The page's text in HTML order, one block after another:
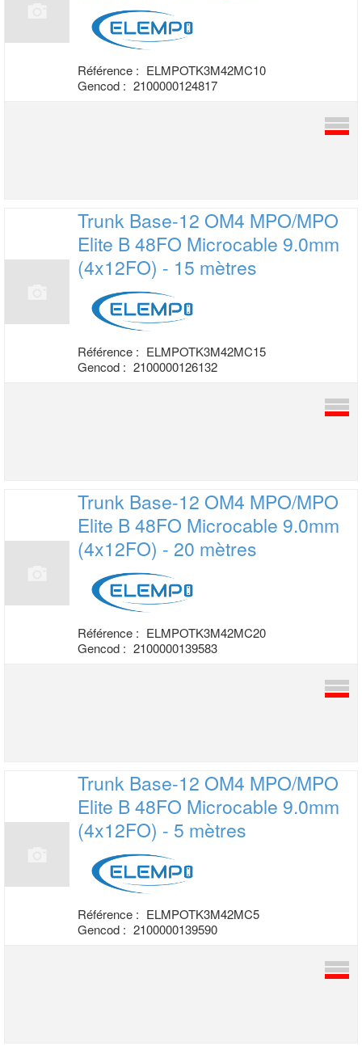
Référence : ELMPOTK3M42MC10
Gencod : 2100000124817
Trunk Base-12 OM4 MPO/MPO
Elite B 48FO Microcable 9.0mm
(4x12FO) - 15 mètres
Référence : ELMPOTK3M42MC15
Gencod : 2100000126132
Trunk Base-12 OM4 MPO/MPO
Elite B 48FO Microcable 9.0mm
(4x12FO) - 20 mètres
Référence : ELMPOTK3M42MC20
Gencod : 2100000139583
Trunk Base-12 OM4 MPO/MPO
Elite B 48FO Microcable 9.0mm
(4x12FO) - 5 mètres
Référence : ELMPOTK3M42MC5
Gencod : 2100000139590